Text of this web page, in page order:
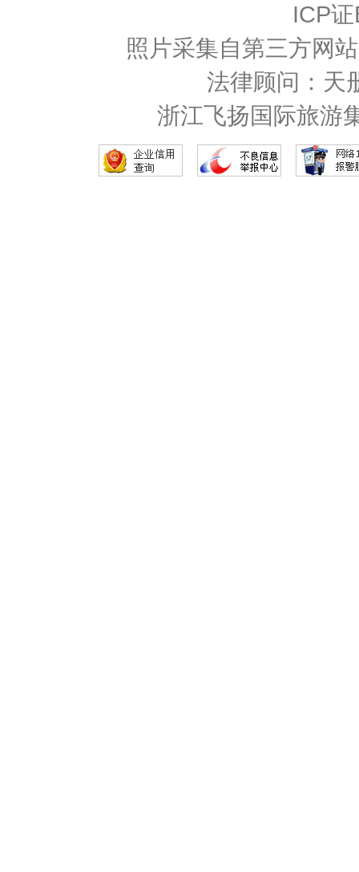
ICP
照片采集自第三方网
法律顾问：天
浙江飞扬国际旅游